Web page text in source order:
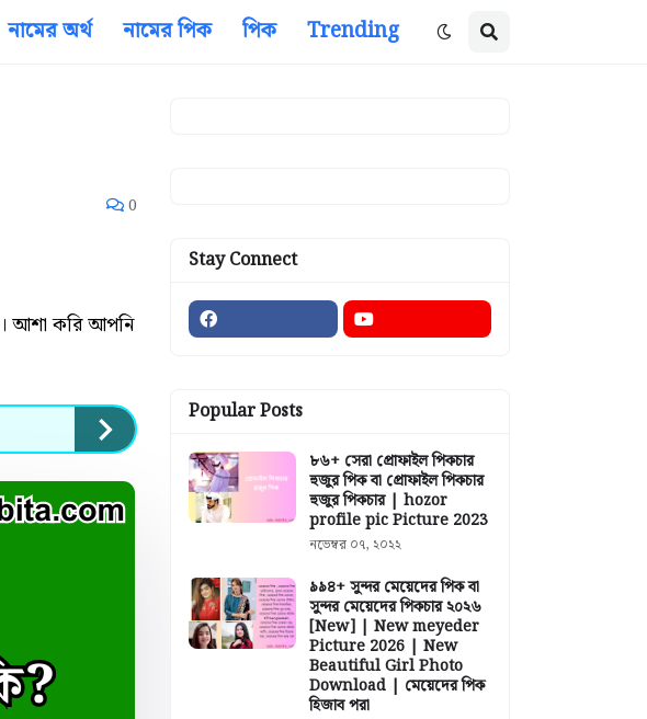
নামের অর্থ নামের পিক পিক Trending
0
আশা করি আপনি
Stay Connect
Popular Posts
৮৬+ সেরা প্রোফাইল পিকচার
হুজুর পিক বা প্রোফাইল পিকচার
হুজুর পিকচার | hozor
profile pic Picture 2023
নভেম্বর ০৭, ২০২২
৯৯৪+ সুন্দর মেয়েদের পিক বা
সুন্দর মেয়েদের পিকচার ২০২৬
[New] | New meyeder
Picture 2026 | New
Beautiful Girl Photo
Download | মেয়েদের পিক
হিজাব পরা